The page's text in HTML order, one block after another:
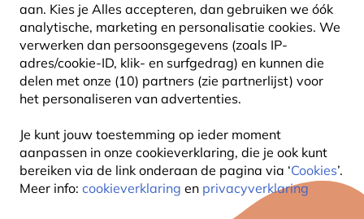
aan. Kies je Alles accepteren, dan gebruiken we óók
analytische, marketing en personalisatie cookies. We
verwerken dan persoonsgegevens (zoals IP-
adres/cookie-ID, klik- en surfgedrag) en kunnen die
delen met onze (10) partners (zie partnerlijst) voor
het personaliseren van advertenties.
Je kunt jouw toestemming op ieder moment
aanpassen in onze cookieverklaring, die je ook kunt
bereiken via de link onderaan de pagina via ‘Cookies’.
Meer info: cookieverklaring en privacyverklaring